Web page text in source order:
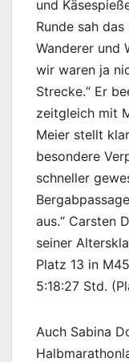
und
Runde sah
Wanderer und
wir waren ja
Strecke.“ Er
zeitgleich mit
Meier stellt
besondere
schneller
aus.“ Carsten
seiner
Platz 13 in
5:18:27 Std.
Auch Sabina